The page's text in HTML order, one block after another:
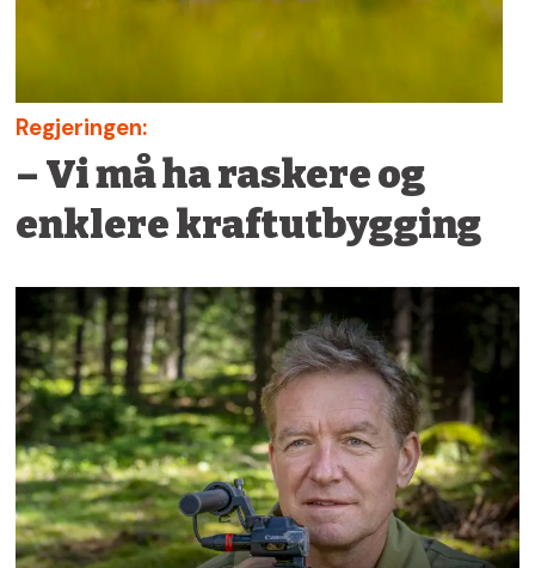
Regjeringen:
– Vi må ha raskere og
enklere kraftutbygging